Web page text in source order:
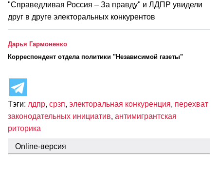
"Справедливая Россия – За правду" и ЛДПР увидели
друг в друге электоральных конкурентов
Дарья Гармоненко
Корреспондент отдела политики "Независимой газеты"
Тэги: лдпр, срзп, электоральная конкуренция, перехват
законодательных инициатив, антимигрантская
риторика
Online-версия